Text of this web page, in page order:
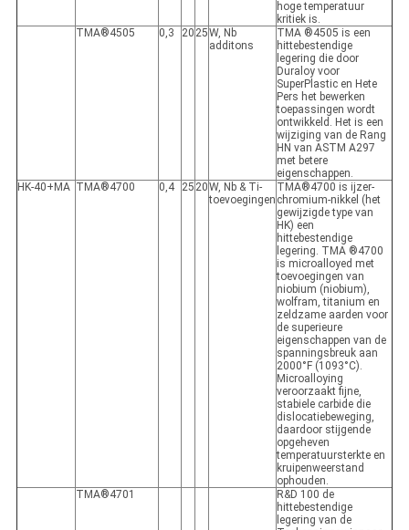
hoge temperatuur
kritiek is.
TMA®4505
0,3 20 25W, Nb
additons
TMA ®4505 is een
hittebestendige
legering die door
Duraloy voor
SuperPlastic en Hete
Pers het bewerken
toepassingen wordt
ontwikkeld. Het is een
wijziging van de Rang
HN van ASTM A297
met betere
eigenschappen.
HK-40+MA TMA®4700 0,4 25 20W, Nb & Ti-
toevoegingen
TMA®4700 is ijzer-
chromium-nikkel (het
gewijzigde type van
HK) een
hittebestendige
legering. TMA ®4700
is microalloyed met
toevoegingen van
niobium (niobium),
wolfram, titanium en
zeldzame aarden voor
de superieure
eigenschappen van de
spanningsbreuk aan
2000°F (1093°C).
Microalloying
veroorzaakt fijne,
stabiele carbide die
dislocatiebeweging,
daardoor stijgende
opgeheven
temperatuursterkte en
kruipenweerstand
ophouden.
TMA®4701
R&D 100 de
hittebestendige
legering van de